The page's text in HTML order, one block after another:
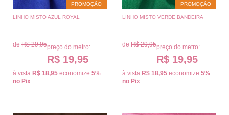
PROMOÇÃO
LINHO MISTO AZUL ROYAL
de R$ 29,95preço do metro:
R$ 19,95
à vista R$ 18,95 economize 5%
no Pix
PROMOÇÃO
LINHO MISTO VERDE BANDEIRA
de R$ 29,95preço do metro:
R$ 19,95
à vista R$ 18,95 economize 5%
no Pix